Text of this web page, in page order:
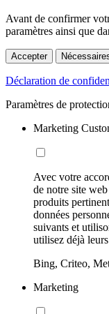
Avant de confirmer
paramètres ainsi que
Accepter
Déclaration de
Paramètres de
Marketing
Avec votre
de notre site
produits
données
suivants et
utilisez déjà
Bing, Criteo,
Marketing